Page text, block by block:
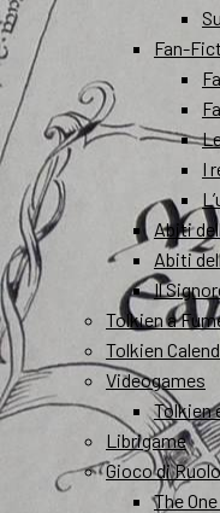
Fan-
I
Abiti
Abiti
Il
Tolkien a
Tolkien
Videogames
Tolkien
Librigame
Gioco di Ruolo
The